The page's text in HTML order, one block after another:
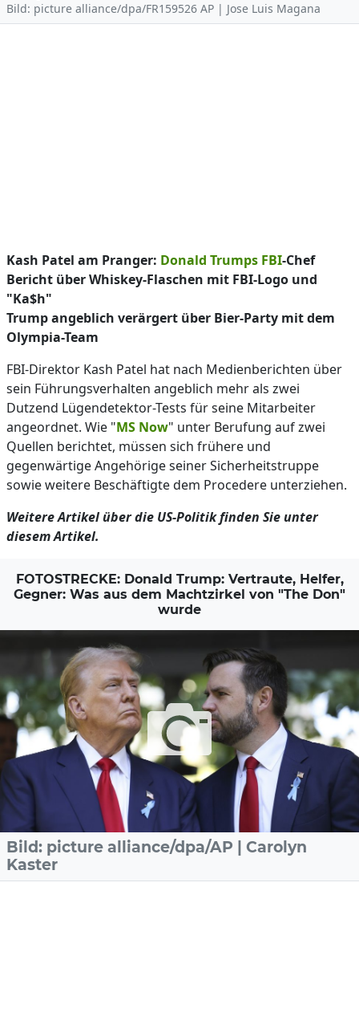
Bild: picture alliance/dpa/FR159526 AP | Jose Luis Magana
Kash Patel am Pranger: Donald Trumps FBI-Chef
Bericht über Whiskey-Flaschen mit FBI-Logo und
"Ka$h"
Trump angeblich verärgert über Bier-Party mit dem
Olympia-Team
FBI-Direktor Kash Patel hat nach Medienberichten über
sein Führungsverhalten angeblich mehr als zwei
Dutzend Lügendetektor-Tests für seine Mitarbeiter
angeordnet. Wie "MS Now" unter Berufung auf zwei
Quellen berichtet, müssen sich frühere und
gegenwärtige Angehörige seiner Sicherheitstruppe
sowie weitere Beschäftigte dem Procedere unterziehen.
Weitere Artikel über die US-Politik finden Sie unter
diesem Artikel.
FOTOSTRECKE: Donald Trump: Vertraute, Helfer,
Gegner: Was aus dem Machtzirkel von "The Don"
wurde
Bild: picture alliance/dpa/AP | Carolyn
Kaster